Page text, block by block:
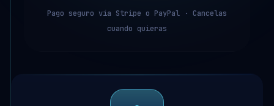
Pago seguro vía Stripe o PayPal · Cancelas
cuando quieras